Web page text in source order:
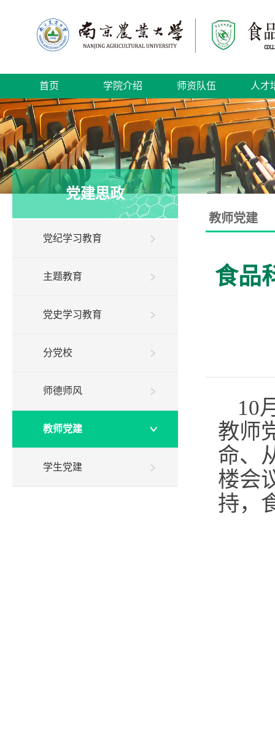
首页 学院介绍 师资队伍 人才
党建思政
党纪学习教育
主题教育
党史学习教育
分党校
师德师风
教师党建
学生党建
教师党建
食品
10
教师
命、
楼会
持，